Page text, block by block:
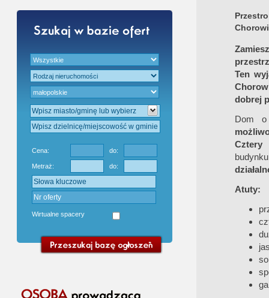
Cena: do:
Metraż: do:
Wirtualne spacery
Ten
dobrej
Dom o
Cztery
Atuty: